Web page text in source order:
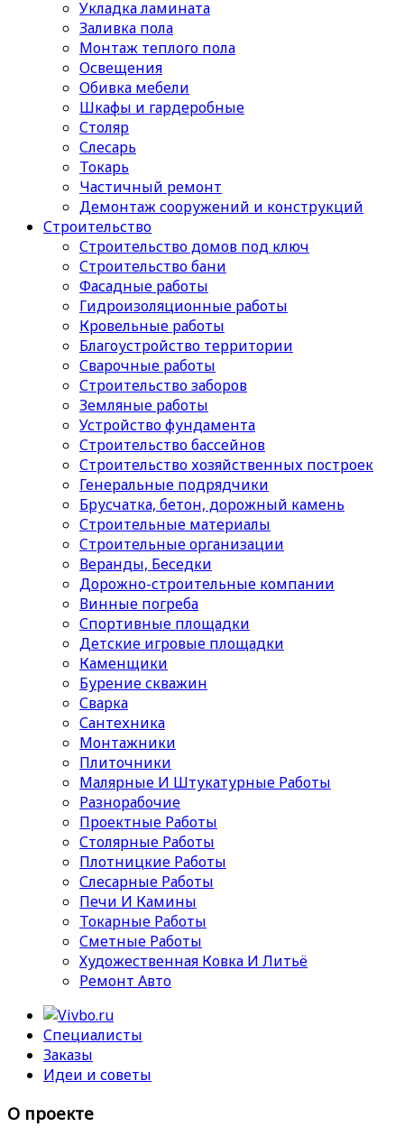
Укладка ламината
Заливка пола
Монтаж теплого пола
Освещения
Обивка мебели
Шкафы и гардеробные
Столяр
Слесарь
Токарь
Частичный ремонт
Демонтаж сооружений и конструкций
Строительство
Строительство домов под ключ
Строительство бани
Фасадные работы
Гидроизоляционные работы
Кровельные работы
Благоустройство территории
Сварочные работы
Строительство заборов
Земляные работы
Устройство фундамента
Строительство бассейнов
Строительство хозяйственных построек
Генеральные подрядчики
Брусчатка, бетон, дорожный камень
Строительные материалы
Cтроительные организации
Веранды, Беседки
Дорожно-строительные компании
Винные погреба
Спортивные площадки
Детские игровые площадки
Каменщики
Бурение скважин
Сварка
Сантехника
Монтажники
Плиточники
Малярные И Штукатурные Работы
Разнорабочие
Проектные Работы
Столярные Работы
Плотницкие Работы
Слесарные Работы
Печи И Камины
Токарные Работы
Сметные Работы
Художественная Ковка И Литьё
Ремонт Авто
Специалисты
Заказы
Идеи и советы
О проекте